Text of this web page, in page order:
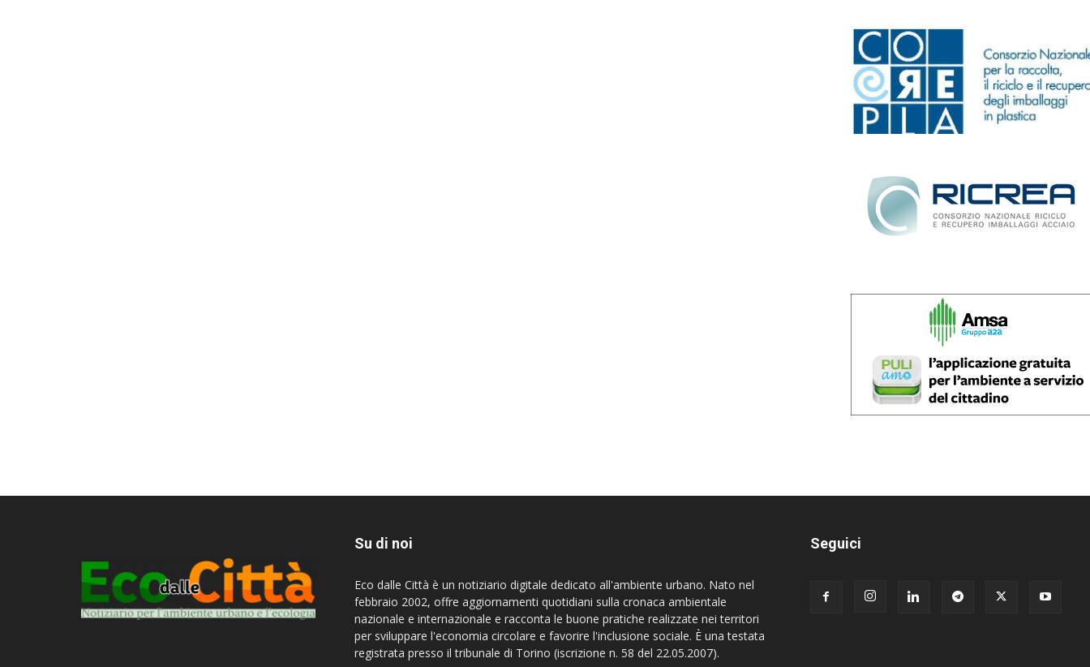
Su di noi
Eco dalle Città è un notiziario digitale dedicato all'ambiente urbano. Nato nel
febbraio 2002, offre aggiornamenti quotidiani sulla cronaca ambientale
nazionale e internazionale e racconta le buone pratiche realizzate nei territori
per sviluppare l'economia circolare e favorire l'inclusione sociale. È una testata
registrata presso il tribunale di Torino (iscrizione n. 58 del 22.05.2007).
Seguici